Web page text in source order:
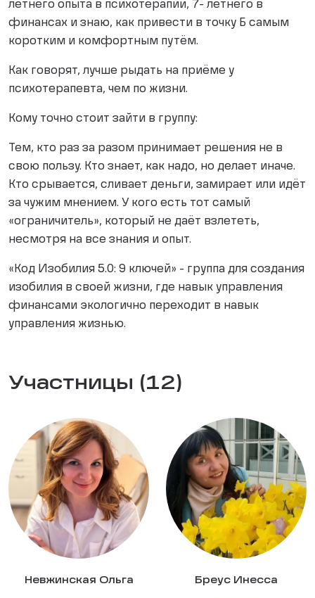
летнего опыта в психотерапии, 7- летнего в
финансах и знаю, как привести в точку Б самым
коротким и комфортным путём.
Как говорят, лучше рыдать на приёме у
психотерапевта, чем по жизни.
Кому точно стоит зайти в группу:
Тем, кто раз за разом принимает решения не в
свою пользу. Кто знает, как надо, но делает иначе.
Кто срывается, сливает деньги, замирает или идёт
за чужим мнением. У кого есть тот самый
«ограничитель», который не даёт взлететь,
несмотря на все знания и опыт.
«Код Изобилия 5.0: 9 ключей» - группа для создания
изобилия в своей жизни, где навык управления
финансами экологично переходит в навык
управления жизнью.
Участницы (12)
Невжинская Ольга Бреус Инесса